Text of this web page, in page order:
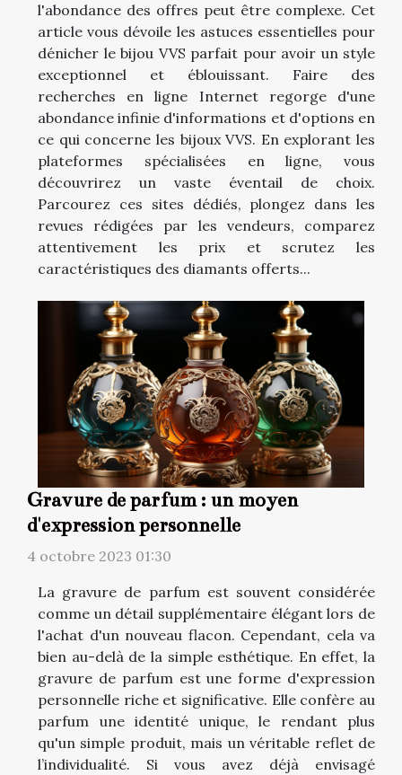
l'abondance des offres peut être complexe. Cet
article vous dévoile les astuces essentielles pour
dénicher le bijou VVS parfait pour avoir un style
exceptionnel et éblouissant. Faire des
recherches en ligne Internet regorge d'une
abondance infinie d'informations et d'options en
ce qui concerne les bijoux VVS. En explorant les
plateformes spécialisées en ligne, vous
découvrirez un vaste éventail de choix.
Parcourez ces sites dédiés, plongez dans les
revues rédigées par les vendeurs, comparez
attentivement les prix et scrutez les
caractéristiques des diamants offerts...
Gravure de parfum : un moyen
d'expression personnelle
4 octobre 2023 01:30
La gravure de parfum est souvent considérée
comme un détail supplémentaire élégant lors de
l'achat d'un nouveau flacon. Cependant, cela va
bien au-delà de la simple esthétique. En effet, la
gravure de parfum est une forme d'expression
personnelle riche et significative. Elle confère au
parfum une identité unique, le rendant plus
qu'un simple produit, mais un véritable reflet de
l’individualité. Si vous avez déjà envisagé